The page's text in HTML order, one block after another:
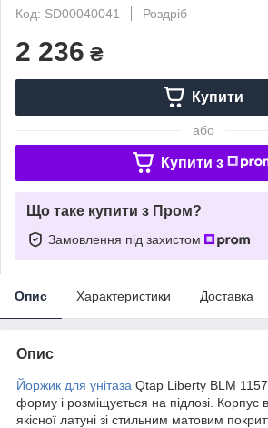
Код: SD00040041
Роздріб
2 236 ₴
Купити
або
Купити з
Що таке купити з Пром?
Замовлення під захистом
Опис Характеристики Доставка
Опис
Йоржик для унітаза Qtap Liberty BLM
форму і розміщується на підлозі. Корпус
якісної латуні зі стильним матовим